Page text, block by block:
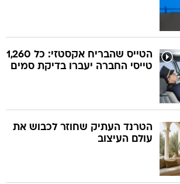
הטייס שהבריח אקסטזי: כל 1,260
טייסי החברה יעברו בדיקת סמים
הטרנד העתיק שחוזר לכבוש את
עולם העיצוב